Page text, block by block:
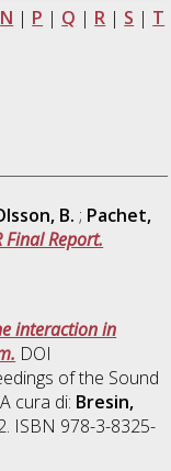
N | P | Q | R | S | T
B. ; Pachet,
Final Report.
interaction in
DOI
of the Sound
cura di: Bresin,
ISBN 978-3-8325-